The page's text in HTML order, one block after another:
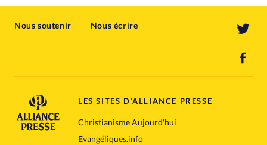
Nous soutenir Nous écrire
LES SITES D'ALLIANCE PRESSE
Christianisme Aujourd'hui
Evangéliques.info